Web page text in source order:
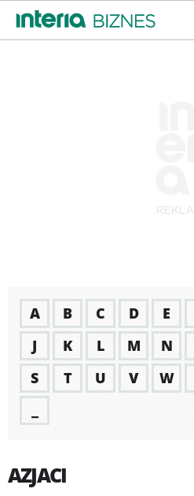
A B C D E
J
K L M N
S
T U V W
AZJACI